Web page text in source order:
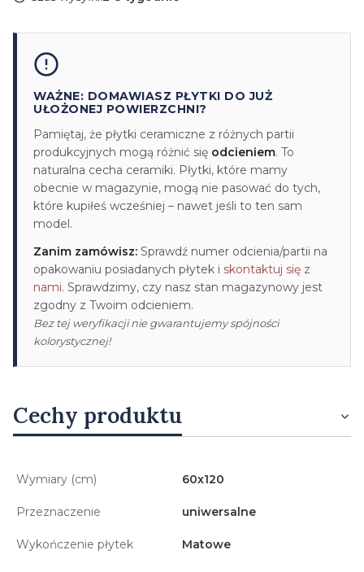
WAŻNE: DOMAWIASZ PŁYTKI DO JUŻ
UŁOŻONEJ POWIERZCHNI?
Pamiętaj, że płytki ceramiczne z różnych partii
produkcyjnych mogą różnić się odcieniem. To
naturalna cecha ceramiki. Płytki, które mamy
obecnie w magazynie, mogą nie pasować do tych,
które kupiłeś wcześniej – nawet jeśli to ten sam
model.
Zanim zamówisz: Sprawdź numer odcienia/partii na
opakowaniu posiadanych płytek i skontaktuj się z
nami. Sprawdzimy, czy nasz stan magazynowy jest
zgodny z Twoim odcieniem.
Bez tej weryfikacji nie gwarantujemy spójności
kolorystycznej!
Cechy produktu
Wymiary (cm) 60x120
Przeznaczenie uniwersalne
Wykończenie płytek Matowe